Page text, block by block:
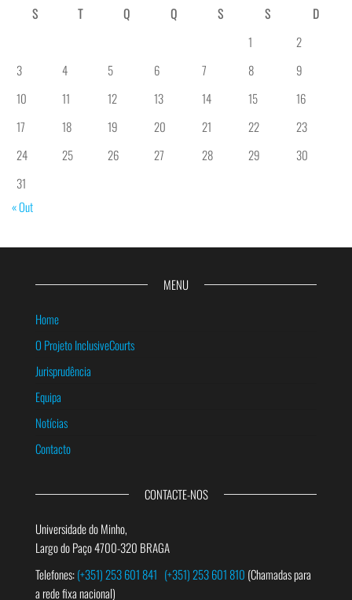
S
T Q Q S S
D
1
2
3
4 5 6 7 8
9
10
11 12 13 14 15
16
17
18 19 20 21 22
23
24
25 26 27 28 29
30
31
« Out
MENU
Home
O Projeto InclusiveCourts
Jurisprudência
Equipa
Notícias
Contacto
CONTACTE-NOS
Universidade do Minho,
Largo do Paço 4700-320 BRAGA
Telefones:(+351) 253 601 841 (+351) 253 601 810 (Chamadas para
a rede fixa nacional)